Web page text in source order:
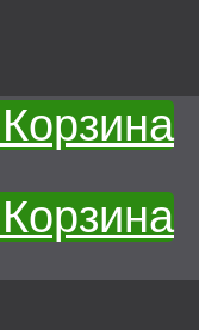
Корзина
Корзина